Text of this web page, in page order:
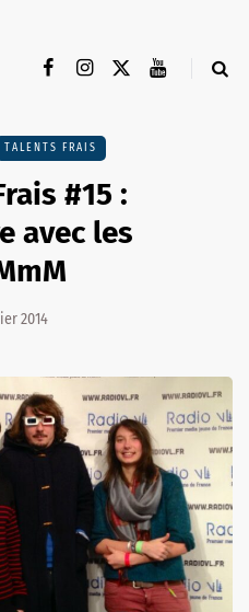
TALENTS FRAIS
#15 :
avec les
2014